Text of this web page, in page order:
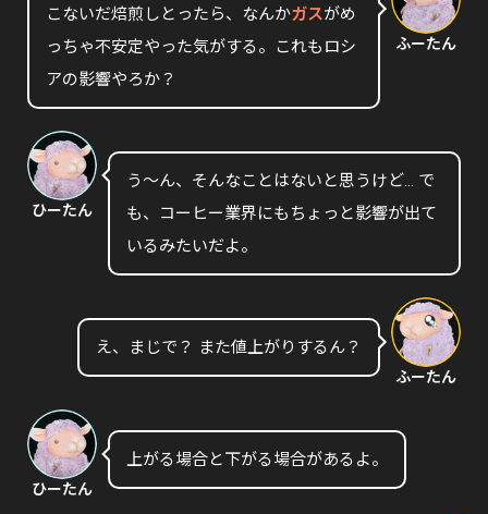
こないだ焙煎しとったら、なんかガスがめ
っちゃ不安定やった気がする。これもロシ
アの影響やろか？
ふーたん
ひーたん
う〜ん、そんなことはないと思うけど… で
も、コーヒー業界にもちょっと影響が出て
いるみたいだよ。
え、まじで？ また値上がりするん？
ふーたん
ひーたん
上がる場合と下がる場合があるよ。